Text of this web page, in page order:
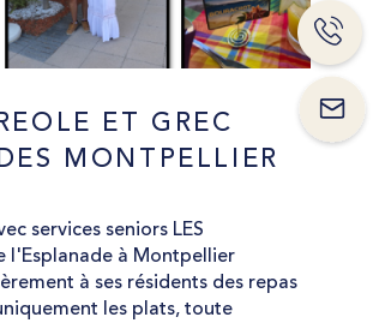
ET GREC
MONTPELLIER
services seniors LES
l'Esplanade à Montpellier
à ses résidents des repas
les plats, toute